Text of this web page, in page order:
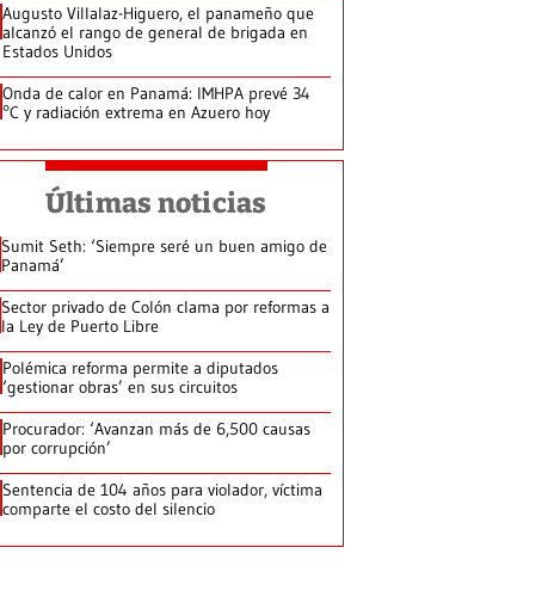
Augusto Villalaz-Higuero, el panameño que
alcanzó el rango de general de brigada en
Estados Unidos
Onda de calor en Panamá: IMHPA prevé 34
°C y radiación extrema en Azuero hoy
Últimas noticias
Sumit Seth: ‘Siempre seré un buen amigo de
Panamá’
Sector privado de Colón clama por reformas a
la Ley de Puerto Libre
Polémica reforma permite a diputados
‘gestionar obras’ en sus circuitos
Procurador: ‘Avanzan más de 6,500 causas
por corrupción’
Sentencia de 104 años para violador, víctima
comparte el costo del silencio